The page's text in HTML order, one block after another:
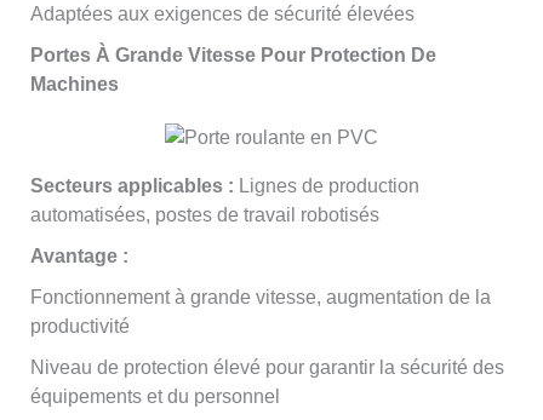
Adaptées aux exigences de sécurité élevées
Portes À Grande Vitesse Pour Protection De
Machines
Secteurs applicables : Lignes de production
automatisées, postes de travail robotisés
Avantage :
Fonctionnement à grande vitesse, augmentation de la
productivité
Niveau de protection élevé pour garantir la sécurité des
équipements et du personnel